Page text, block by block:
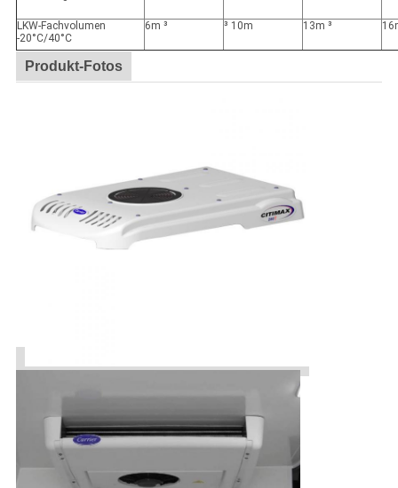
LKW-Fachvolumen
-20°C/40°C
6m ³ ³ 10m 13m ³
Produkt-Fotos